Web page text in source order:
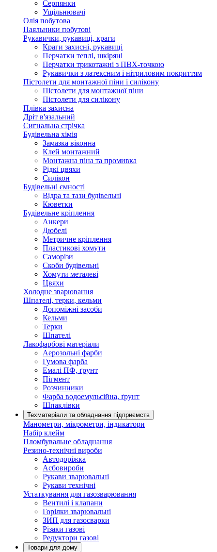
Серпянки
Ущільнювачі
Олія побутова
Паяльники побутові
Рукавички, рукавиці, краги
Краги захисні, рукавиці
Перчатки теплі, шкіряні
Перчатки трикотажні з ПВХ-точкою
Рукавички з латексним і нітриловим покриттям
Пістолети для монтажної піни і силікону
Пістолети для монтажної піни
Пістолети для силікону
Плівка захисна
Дріт в'язальний
Сигнальна стрічка
Будівельна хімія
Замазка віконна
Клей монтажний
Монтажна піна та промивка
Рідкі цвяхи
Силікон
Будівельні ємності
Відра та тази будівельні
Кюветки
Будівельне кріплення
Анкери
Дюбелі
Метричне кріплення
Пластикові хомути
Саморізи
Скоби будівельні
Хомути металеві
Цвяхи
Холодне зварювання
Шпателі, терки, кельми
Допоміжні засоби
Кельми
Терки
Шпателі
Лакофарбові матеріали
Аерозольні фарби
Гумова фарба
Емалі ПФ, ґрунт
Пігмент
Розчинники
Фарба водоемульсійна, ґрунт
Шпаклівки
Техматеріали та обладнання підприємств
Манометри, мікрометри, індикатори
Набір клейм
Пломбувальне обладнання
Резино-технічні вироби
Автодоріжка
Асбовироби
Рукави зварювальні
Рукави технічні
Устаткування для газозварювання
Вентилі і клапани
Горілки зварювальні
ЗИП для газосварки
Різаки газові
Редуктори газові
Товари для дому